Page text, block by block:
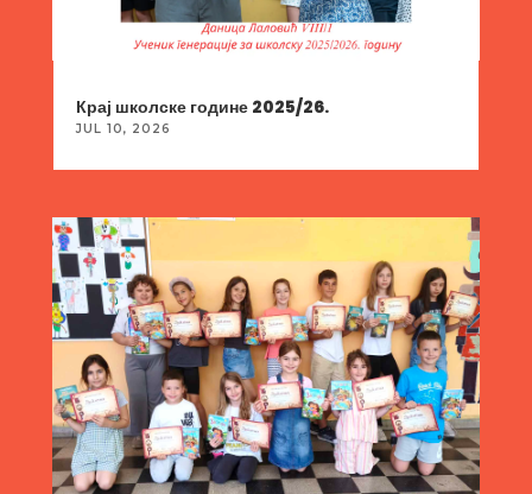
Крај школске године 2025/26.
JUL 10, 2026